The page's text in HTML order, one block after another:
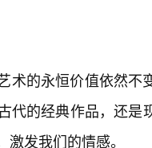
术的永恒价值依然不
代的经典作品，还是
发我们的情感。